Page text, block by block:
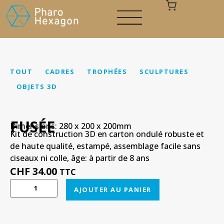
TOUT CADRES TROPHÉES
SCULPTURES
OBJETS 3D
FUSÉE
Dimensions: 280 x 200 x 200mm
Kit de construction 3D en carton ondulé robuste et
de haute qualité, estampé, assemblage facile sans
ciseaux ni colle, âge: à partir de 8 ans
CHF 34.00 TTC
AJOUTER AU PANIER